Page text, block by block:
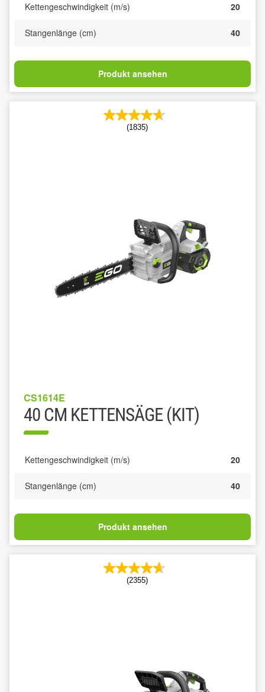
Kettengeschwindigkeit (m/s) 20
Stangenlänge (cm) 40
Produkt ansehen
(1835)
CS1614E
40 CM KETTENSÄGE (KIT)
Kettengeschwindigkeit (m/s) 20
Stangenlänge (cm) 40
Produkt ansehen
(2355)